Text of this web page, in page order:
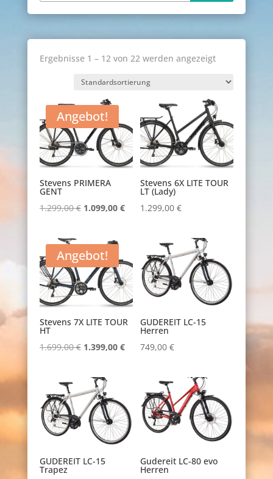
Ergebnisse 1 – 12 von 22 werden angezeigt
Angebot!
Stevens PRIMERA
GENT
1.299,00€ Ursprünglicher
1.299,00 €
1.099,00 €Aktueller
1.099,00 €.
Stevens 6X LITE TOUR
LT (Lady)
1.299,00€
Angebot!
Stevens 7X LITE TOUR
HT
1.699,00€ Ursprünglicher
war:
1.699,00 €
1.399,00 €Aktueller
1.399,00 €.
GUDEREIT LC-15
Herren
749,00€
GUDEREIT LC-15
Trapez
Gudereit LC-80 evo
Herren